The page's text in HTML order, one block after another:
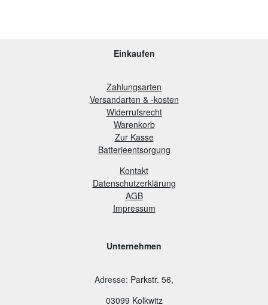
Einkaufen
Zahlungsarten
Versandarten & -kosten
Widerrufsrecht
Warenkorb
Zur Kasse
Batterieentsorgung
Kontakt
Datenschutzerklärung
AGB
Impressum
Unternehmen
Adresse: Parkstr. 56,
03099 Kolkwitz